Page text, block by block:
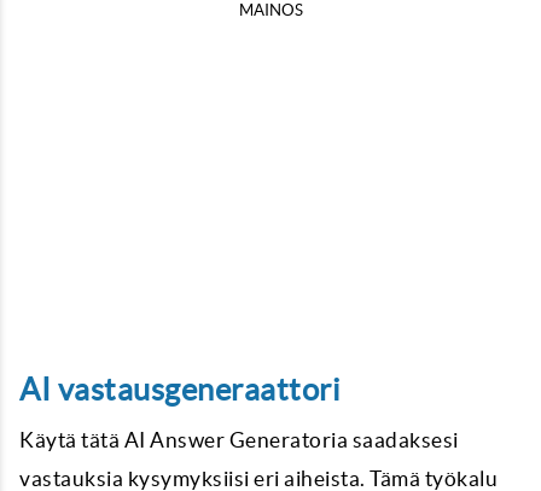
MAINOS
AI vastausgeneraattori
Käytä tätä AI Answer Generatoria saadaksesi
vastauksia kysymyksiisi eri aiheista. Tämä työkalu